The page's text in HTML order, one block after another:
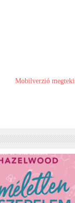
Mobilverzió